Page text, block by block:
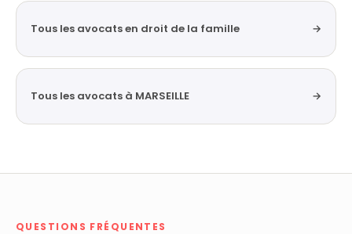
Tous les avocats en droit de la famille →
Tous les avocats à MARSEILLE →
QUESTIONS FRÉQUENTES